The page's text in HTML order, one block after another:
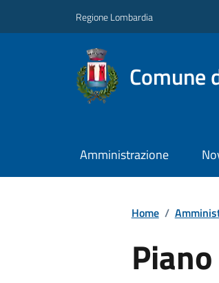
Regione Lombardia
Comune
Amministrazione
Home /